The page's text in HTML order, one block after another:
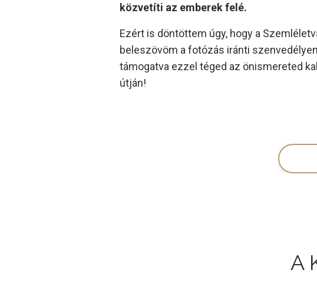
közvetíti az emberek felé.
Ezért is döntöttem úgy, hogy a
beleszövöm a fotózás iránti
támogatva ezzel téged az önismereted
útján!
A